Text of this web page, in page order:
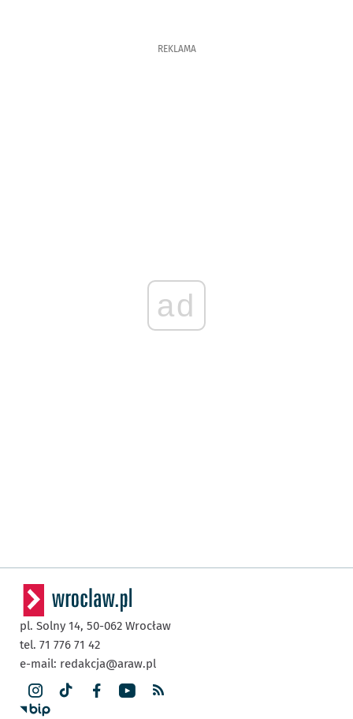
REKLAMA
ad
pl. Solny 14, 50-062 Wrocław
tel. 71 776 71 42
e-mail: redakcja@araw.pl